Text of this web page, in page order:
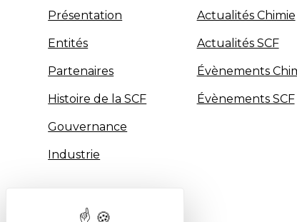
Présentation
Entités
Partenaires
Histoire de la SCF
Gouvernance
Industrie
Actualités Chimie
Actualités SCF
Évènements
Évènements SCF